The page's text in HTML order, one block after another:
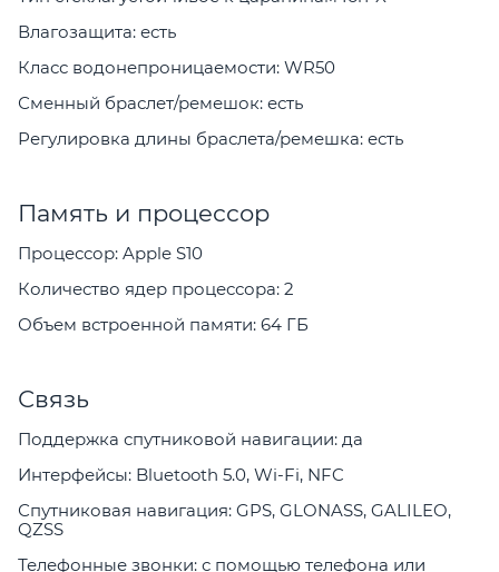
Влагозащита: есть
Класс водонепроницаемости: WR50
Сменный браслет/ремешок: есть
Регулировка длины браслета/ремешка: есть
Память и процессор
Процессор: Apple S10
Количество ядер процессора: 2
Объем встроенной памяти: 64 ГБ
Связь
Поддержка спутниковой навигации: да
Интерфейсы: Bluetooth 5.0, Wi-Fi, NFC
Спутниковая навигация: GPS, GLONASS, GALILEO,
QZSS
Телефонные звонки: с помощью телефона или